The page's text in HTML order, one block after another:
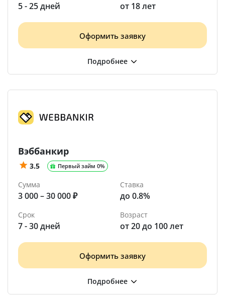
5 - 25 дней от 18 лет
Оформить заявку
Вэббанкир
3.5 Первый займ 0%
Сумма
3 000 – 30 000 ₽
Ставка
до 0.8%
Срок
7 - 30 дней
Возраст
от 20 до 100 лет
Оформить заявку